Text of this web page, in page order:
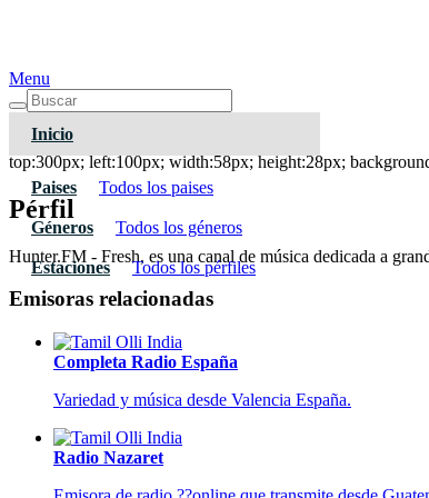
Menu
Inicio
Paises Todos los paises
Géneros Todos los géneros
Estaciones Todos los pérfiles
Hunter.FM - Fresh
top:300px; left:100px; width:58px; height:28px;
Pérfil
Hunter.FM - Fresh, es una canal de música dedicada a
Emisoras relacionadas
Completa Radio España
Variedad y música desde Valencia España.
Radio Nazaret